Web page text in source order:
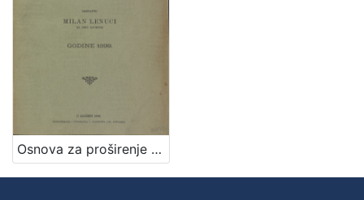
Osnova za proširenje vodovoda grada Zagreba : godine 1899. / sastavio Milan Lenuci